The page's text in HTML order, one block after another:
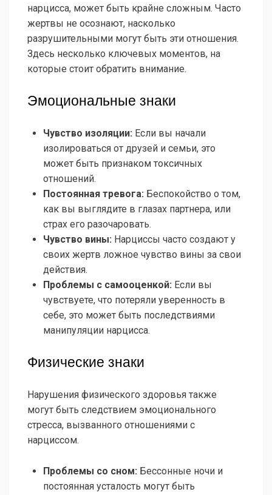
нарцисса, может быть крайне сложным. Часто
жертвы не осознают, насколько
разрушительными могут быть эти отношения.
Здесь несколько ключевых моментов, на
которые стоит обратить внимание.
Эмоциональные знаки
Чувство изоляции: Если вы начали
изолироваться от друзей и семьи, это
может быть признаком токсичных
отношений.
Постоянная тревога: Беспокойство о том,
как вы выглядите в глазах партнера, или
страх его разочаровать.
Чувство вины: Нарциссы часто создают у
своих жертв ложное чувство вины за свои
действия.
Проблемы с самооценкой: Если вы
чувствуете, что потеряли уверенность в
себе, это может быть последствиями
манипуляции нарцисса.
Физические знаки
Нарушения физического здоровья также
могут быть следствием эмоционального
стресса, вызванного отношениями с
нарциссом.
Проблемы со сном: Бессонные ночи и
постоянная усталость могут быть